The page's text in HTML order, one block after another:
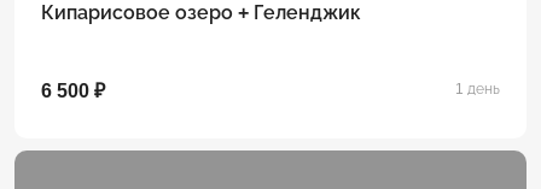
Кипарисовое озеро + Геленджик
6 500 ₽ 1 день